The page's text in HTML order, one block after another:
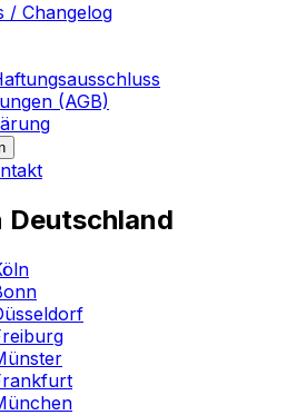
/ Changelog
(AGB)
Deutschland